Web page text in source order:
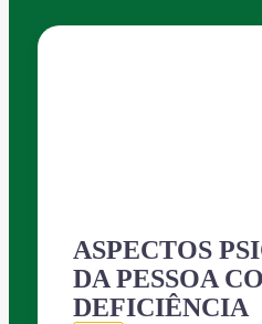
ASPECTOS
DA PESSOA
DEFICIÊNCIA